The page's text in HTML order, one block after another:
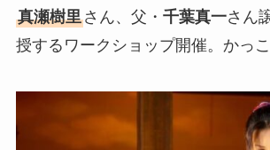
真瀬樹里さん、父・ 千葉真一さん
授するワークショップ開催。かっこ